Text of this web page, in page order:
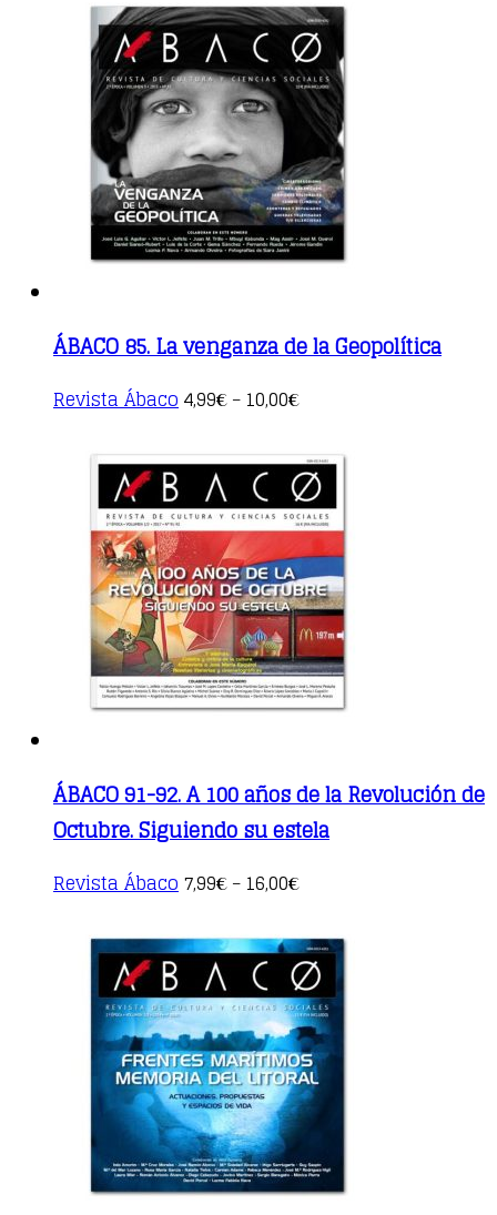
ÁBACO 85. La venganza de la Geopolítica
Revista Ábaco This
product
multiple
variants.
The
options
may
be
chosen
on
the
product
page
4,99€ – 10,00€
ÁBACO 91-92. A 100 años de la Revolución de
Octubre. Siguiendo su estela
Revista Ábaco This
product
multiple
variants.
The
options
may
be
chosen
on
the
product
page
7,99€ – 16,00€